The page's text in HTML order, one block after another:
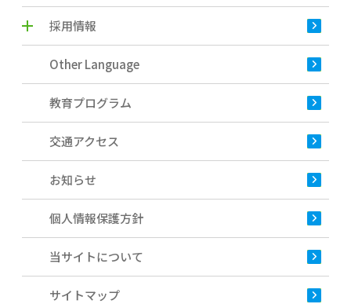
採用情報
Other Language
教育プログラム
交通アクセス
お知らせ
個人情報保護方針
当サイトについて
サイトマップ